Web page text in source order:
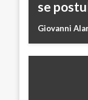
se
Giovanni